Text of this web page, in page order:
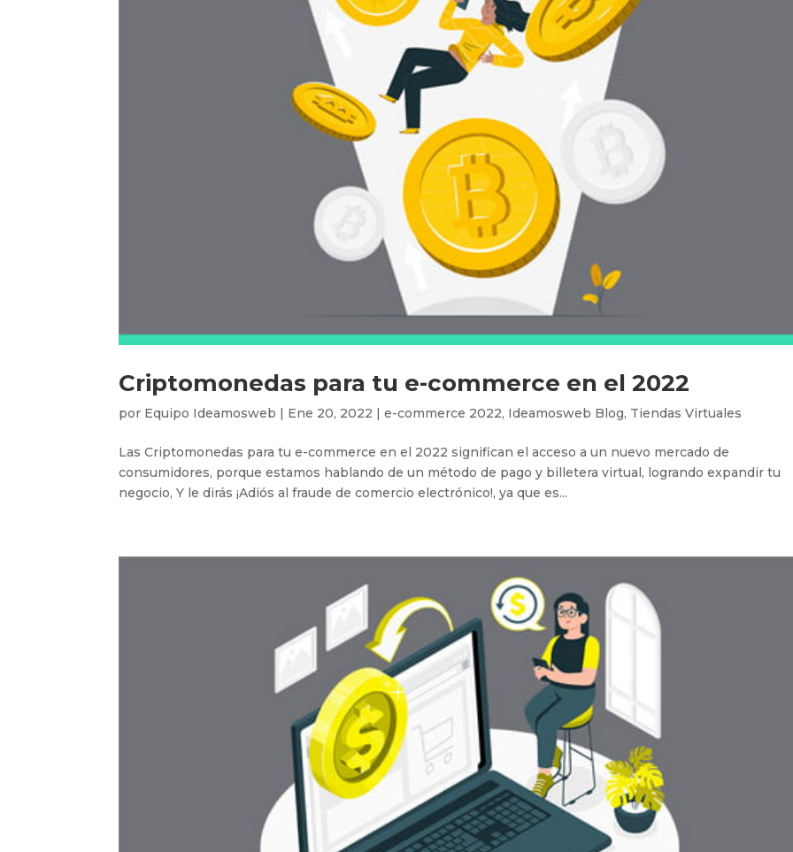
Criptomonedas para tu e-commerce en el 2022
por Equipo Ideamosweb | Ene 20, 2022 |e-commerce 2022, Ideamosweb Blog, Tiendas Virtuales
Las Criptomonedas para tu e-commerce en el 2022 significan el acceso a un nuevo mercado de
consumidores, porque estamos hablando de un método de pago y billetera virtual, logrando expandir tu
negocio, Y le dirás ¡Adiós al fraude de comercio electrónico!, ya que es...